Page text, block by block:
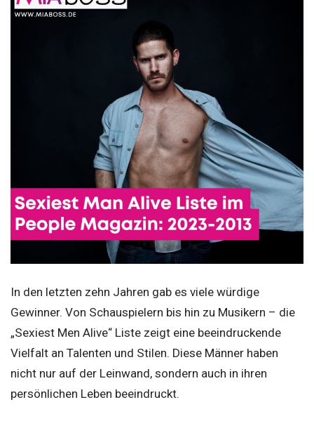
In den letzten zehn Jahren gab es viele würdige
Gewinner. Von Schauspielern bis hin zu Musikern – die
„Sexiest Men Alive“ Liste zeigt eine beeindruckende
Vielfalt an Talenten und Stilen. Diese Männer haben
nicht nur auf der Leinwand, sondern auch in ihren
persönlichen Leben beeindruckt.